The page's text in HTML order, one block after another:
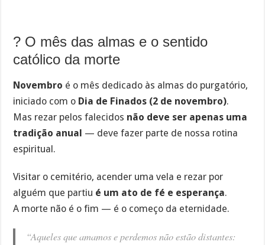
?️ O mês das almas e o sentido
católico da morte
Novembro é o mês dedicado às almas do purgatório,
iniciado com o Dia de Finados (2 de novembro).
Mas rezar pelos falecidos não deve ser apenas uma
tradição anual — deve fazer parte de nossa rotina
espiritual.
Visitar o cemitério, acender uma vela e rezar por
alguém que partiu é um ato de fé e esperança.
A morte não é o fim — é o começo da eternidade.
“Aqueles que amamos e perdemos não estão distantes: